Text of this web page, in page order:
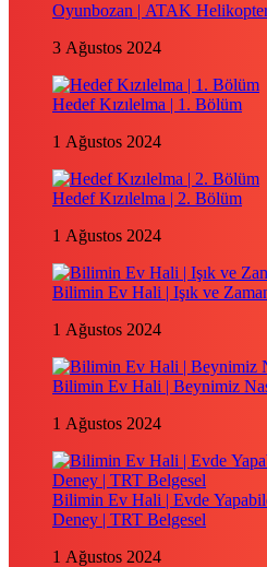
Oyunbozan | ATAK
3 Ağustos 2024
Hedef Kızılelma | 1. Bölüm
1 Ağustos 2024
Hedef Kızılelma | 2. Bölüm
1 Ağustos 2024
Bilimin Ev Hali | Işık ve
1 Ağustos 2024
Bilimin Ev Hali | Beynimiz
1 Ağustos 2024
Bilimin Ev Hali | Evde
Deney | TRT Belgesel
1 Ağustos 2024